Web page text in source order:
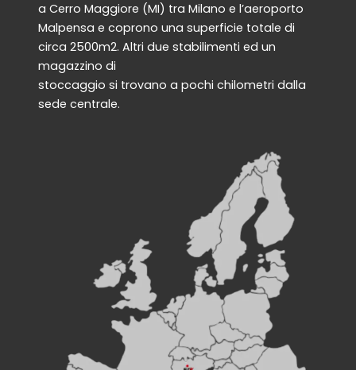
a Cerro Maggiore (MI) tra Milano e l’aeroporto
Malpensa e coprono una superficie totale di
circa 2500m2. Altri due stabilimenti ed un
magazzino di
stoccaggio si trovano a pochi chilometri dalla
sede centrale.